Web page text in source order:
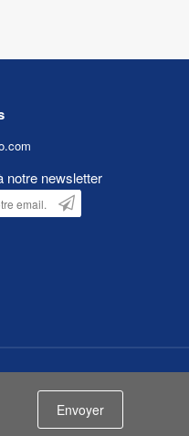
notre newsletter
Envoyer